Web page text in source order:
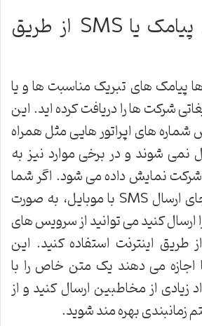
آموزش ارسال پیامک یا SMS از طریق
پیامک های تبریک مناسبت ها و یا
شرکت ها را دریافت کرده اید. این
شماره های اپراتور هایی مثل همراه
نمی شوند و در برخی موارد نیز به
شرکت نمایش داده می شود. اگر شما
هم قصد دارید به جای ارسال SMS با موبایل، به صورت
ارسال کنید می توانید از سرویس های
اینترنت استفاده کنید. این
می دهند یک متن خاص را با
زیادی از مخاطبین ارسال کنید و از
زمانبندی بهره مند شوید.